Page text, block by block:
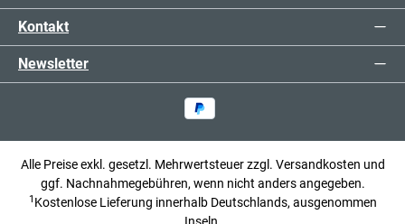
Kontakt
Newsletter
Alle Preise exkl. gesetzl. Mehrwertsteuer zzgl. Versandkosten und
ggf. Nachnahmegebühren, wenn nicht anders angegeben.
1 Kostenlose Lieferung innerhalb Deutschlands, ausgenommen